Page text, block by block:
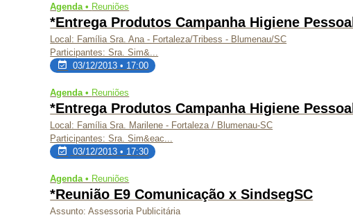
Agenda • Reuniões
*Entrega Produtos Campanha Higiene Pessoal
Local: Família Sra. Ana - Fortaleza/Tribess - Blumenau/SC
Participantes: Sra. Sim&...
03/12/2013 • 17:00
Agenda • Reuniões
*Entrega Produtos Campanha Higiene Pessoal
Local: Família Sra. Marilene - Fortaleza / Blumenau-SC
Participantes: Sra. Sim&eac...
03/12/2013 • 17:30
Agenda • Reuniões
*Reunião E9 Comunicação x SindsegSC
Assunto: Assessoria Publicitária